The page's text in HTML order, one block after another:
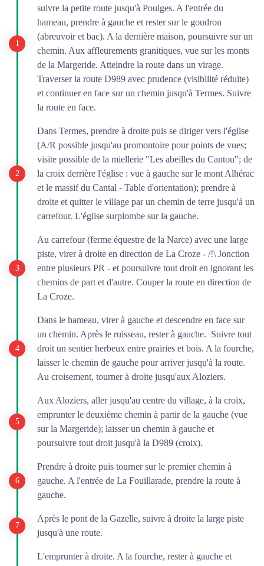
suivre la petite route jusqu'à Poulges. A l'entrée du
hameau, prendre à gauche et rester sur le goudron
(abreuvoir et bac). A la dernière maison, poursuivre sur un
chemin. Aux affleurements granitiques, vue sur les monts
de la Margeride. Atteindre la route dans un virage.
Traverser la route D989 avec prudence (visibilité réduite)
et continuer en face sur un chemin jusqu'à Termes. Suivre
la route en face.
Dans Termes, prendre à droite puis se diriger vers l'église
(A/R possible jusqu'au promontoire pour points de vues;
visite possible de la miellerie "Les abeilles du Cantou"; de
la croix derrière l'église : vue à gauche sur le mont Alhérac
et le massif du Cantal - Table d'orientation); prendre à
droite et quitter le village par un chemin de terre jusqu'à un
carrefour. L'église surplombe sur la gauche.
Au carrefour (ferme équestre de la Narce) avec une large
piste, virer à droite en direction de La Croze - /!\ Jonction
entre plusieurs PR - et poursuivre tout droit en ignorant les
chemins de part et d'autre. Couper la route en direction de
La Croze.
Dans le hameau, virer à gauche et descendre en face sur
un chemin. Après le ruisseau, rester à gauche. Suivre tout
droit un sentier herbeux entre prairies et bois. A la fourche,
laisser le chemin de gauche pour arriver jusqu'à la route.
Au croisement, tourner à droite jusqu'aux Aloziers.
Aux Aloziers, aller jusqu'au centre du village, à la croix,
emprunter le deuxième chemin à partir de la gauche (vue
sur la Margeride); laisser un chemin à gauche et
poursuivre tout droit jusqu'à la D989 (croix).
Prendre à droite puis tourner sur le premier chemin à
gauche. A l'entrée de La Fouillarade, prendre la route à
gauche.
Après le pont de la Gazelle, suivre à droite la large piste
jusqu'à une route.
L'emprunter à droite. A la fourche, rester à gauche et